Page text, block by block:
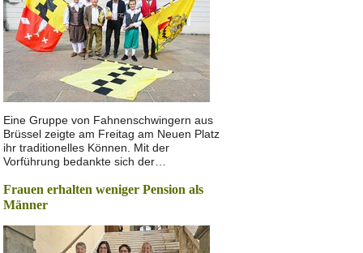
Eine Gruppe von Fahnenschwingern aus
Brüssel zeigte am Freitag am Neuen Platz
ihr traditionelles Können. Mit der
Vorführung bedankte sich der…
Frauen erhalten weniger Pension als
Männer